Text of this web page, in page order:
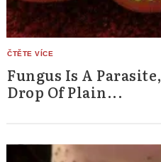
Fungus Is A
Drop Of Plain...